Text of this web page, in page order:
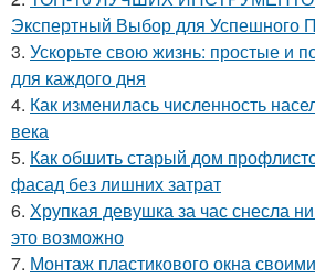
Экспертный Выбор для Успешного
3. Ускорьте свою жизнь: простые и
для каждого дня
4. Как изменилась численность
века
5. Как обшить старый дом
фасад без лишних затрат
6. Хрупкая девушка за час снесла
это возможно
7. Монтаж пластикового окна